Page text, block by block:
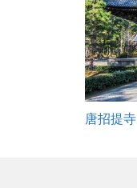
唐招提寺